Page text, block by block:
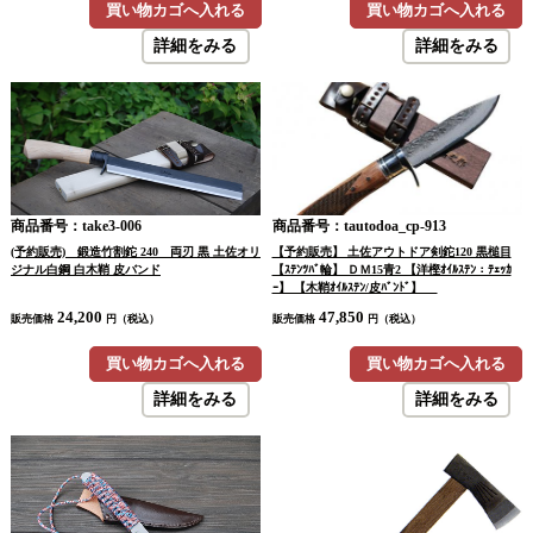
買い物カゴへ入れる
詳細をみる
買い物カゴへ入れる
詳細をみる
商品番号：take3-006
(予約販売) 鍛造竹割鉈 240 両刃 黒 土佐オリ
ジナル白鋼 白木鞘 皮バンド
販売価格 24,200 円（税込）
買い物カゴへ入れる
詳細をみる
商品番号：tautodoa_cp-913
【予約販売】 土佐アウトドア剣鉈120 黒槌目
【ｽﾃﾝﾂﾊﾞ輪】 ＤＭ15青2 【洋樫ｵｲﾙｽﾃﾝ：ﾃｪｯｶ
ｰ】 【木鞘ｵｲﾙｽﾃﾝ/皮ﾊﾞﾝﾄﾞ】
販売価格 47,850 円（税込）
買い物カゴへ入れる
詳細をみる